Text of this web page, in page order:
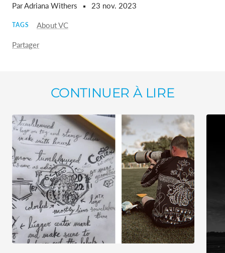
Par Adriana Withers 23 nov. 2023
TAGS About VC
Partager
CONTINUER À LIRE